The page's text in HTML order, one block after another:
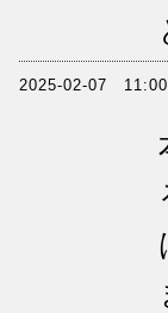
2025-02-07 11:00